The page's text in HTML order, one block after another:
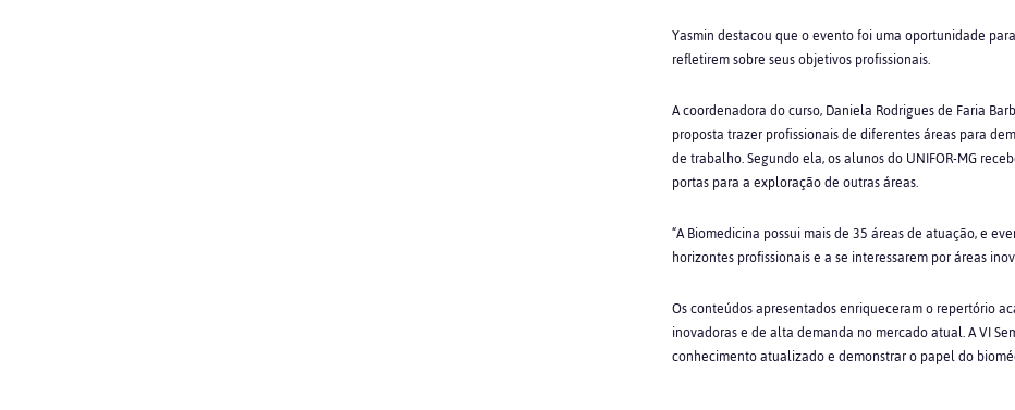
Yasmin destacou que o evento foi uma oportunidade
refletirem sobre seus objetivos profissionais.
A coordenadora do curso, Daniela Rodrigues de Faria
proposta trazer profissionais de diferentes áreas para
de trabalho. Segundo ela, os alunos do UNIFOR-MG
portas para a exploração de outras áreas.
“A Biomedicina possui mais de 35 áreas de atuação, e
horizontes profissionais e a se interessarem por áreas
Os conteúdos apresentados enriqueceram o repertório
inovadoras e de alta demanda no mercado atual. A VI
conhecimento atualizado e demonstrar o papel do